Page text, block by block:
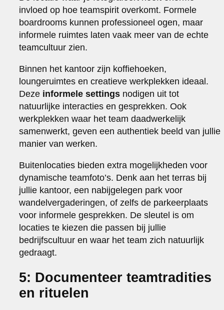
invloed op hoe teamspirit overkomt. Formele
boardrooms kunnen professioneel ogen, maar
informele ruimtes laten vaak meer van de echte
teamcultuur zien.
Binnen het kantoor zijn koffiehoeken,
loungeruimtes en creatieve werkplekken ideaal.
Deze informele settings nodigen uit tot
natuurlijke interacties en gesprekken. Ook
werkplekken waar het team daadwerkelijk
samenwerkt, geven een authentiek beeld van jullie
manier van werken.
Buitenlocaties bieden extra mogelijkheden voor
dynamische teamfoto’s. Denk aan het terras bij
jullie kantoor, een nabijgelegen park voor
wandelvergaderingen, of zelfs de parkeerplaats
voor informele gesprekken. De sleutel is om
locaties te kiezen die passen bij jullie
bedrijfscultuur en waar het team zich natuurlijk
gedraagt.
5: Documenteer teamtradities
en rituelen